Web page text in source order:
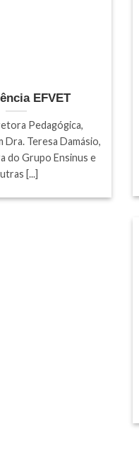
EFVET
Pedagógica,
Dra. Teresa Damásio,
do Grupo Ensinus e
[...]